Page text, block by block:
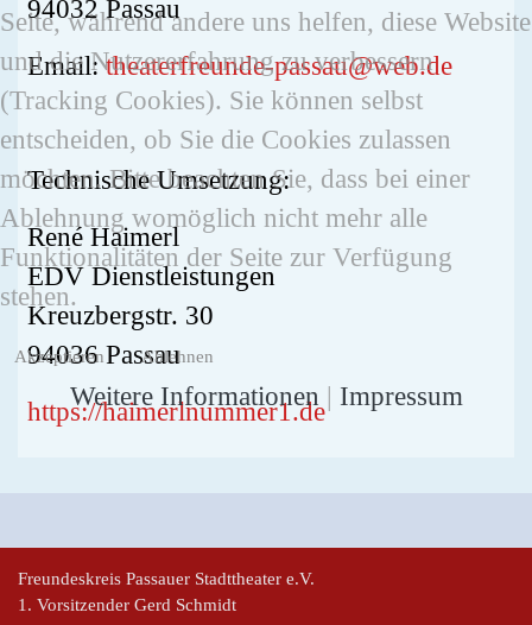
94032 Passau
Email:theaterfreunde-passau@web.de
Technische Umsetzung:
René Haimerl
EDV Dienstleistungen
Kreuzbergstr. 30
94036 Passau
https://haimerlnummer1.de
Freundeskreis Passauer Stadttheater e.V.
1. Vorsitzender Gerd Schmidt
Seite, während andere uns helfen, diese Website
und die Nutzererfahrung zu verbessern
(Tracking Cookies). Sie können selbst
entscheiden, ob Sie die Cookies zulassen
möchten. Bitte beachten Sie, dass bei einer
Ablehnung womöglich nicht mehr alle
Funktionalitäten der Seite zur Verfügung
stehen.
Akzeptieren Ablehnen
Weitere Informationen | Impressum